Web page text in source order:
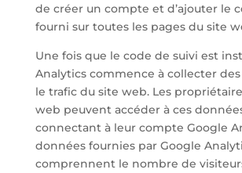
de créer un compte et d’ajouter le
fourni sur toutes les pages du site
Une fois que le code de suivi est
Analytics commence à collecter
le trafic du site web. Les
web peuvent accéder à ces
connectant à leur compte Google
données fournies par Google
comprennent le nombre de